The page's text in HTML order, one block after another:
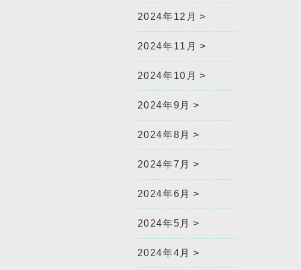
2024年12月
2024年11月
2024年10月
2024年9月
2024年8月
2024年7月
2024年6月
2024年5月
2024年4月